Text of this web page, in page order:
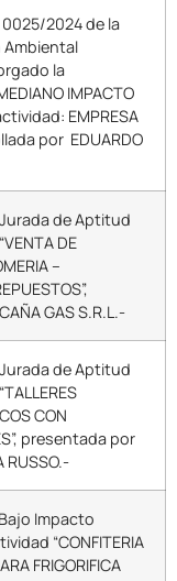
2024 de la
la
IMPACTO
EMPRESA
por EDUARDO
de Aptitud
DE
–
GAS S.R.L.-
de Aptitud
CON
presentada por
RUSSO.-
Impacto
“CONFITERIA
FRIGORIFICA